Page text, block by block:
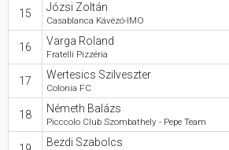
15 Józsi Zoltán
Casablanca Kávézó-IMO
16 Varga Roland
Fratelli Pizzéria
17 Wertesics Szilveszter
Colonia FC
18 Németh Balázs
Picccolo Club Szombathely - Pepe Team
Bezdi Szabolcs